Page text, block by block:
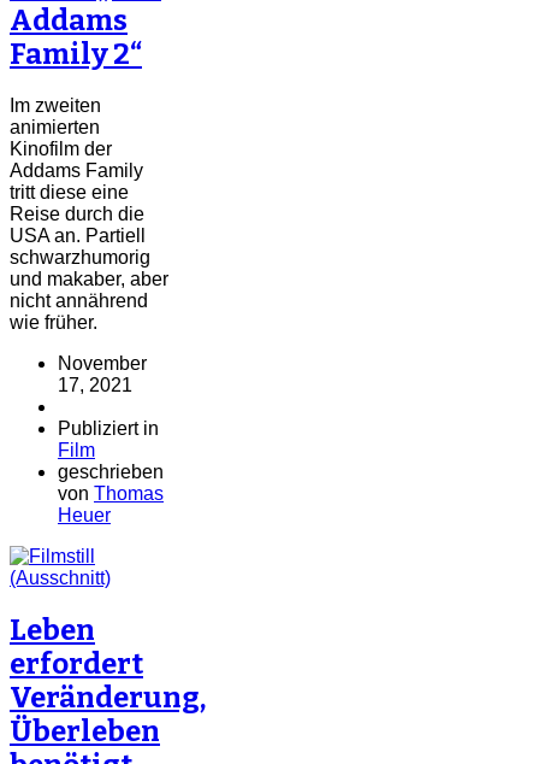
Addams
Family 2“
Im zweiten
animierten
Kinofilm der
Addams Family
tritt diese eine
Reise durch die
USA an. Partiell
schwarzhumorig
und makaber, aber
nicht annährend
wie früher.
November
17, 2021
Publiziert in
Film
geschrieben
von Thomas
Heuer
Leben
erfordert
Veränderung,
Überleben